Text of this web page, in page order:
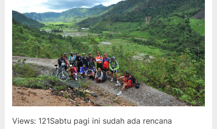
Views: 121Sabtu pagi ini sudah ada rencana